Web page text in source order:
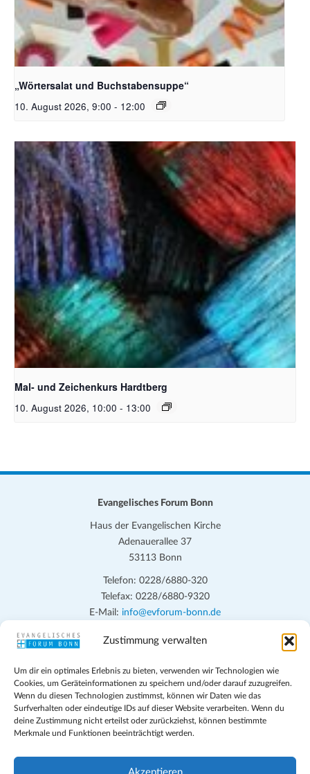
Zustimmung verwalten
Um dir ein optimales Erlebnis zu bieten, verwenden wir Technologien wie
Cookies, um Geräteinformationen zu speichern und/oder darauf zuzugreifen.
Wenn du diesen Technologien zustimmst, können wir Daten wie das
Surfverhalten oder eindeutige IDs auf dieser Website verarbeiten. Wenn du
deine Zustimmung nicht erteilst oder zurückziehst, können bestimmte
Merkmale und Funktionen beeinträchtigt werden.
Akzeptieren
Bildquelle_ Pixabay Free_Christoph Meinersmann
„Wörtersalat und Buchstabensuppe“
10. August 2026, 9:00 - 12:00
Unsplash_RhondaK Native Florida Folk Artist
Mal- und Zeichenkurs Hardtberg
10. August 2026, 10:00 - 13:00
Evangelisches Forum Bonn
Haus der Evangelischen Kirche
Adenauerallee 37
53113 Bonn
Telefon: 0228/6880-320
Telefax: 0228/6880-9320
E-Mail: info@evforum-bonn.de
Das Evangelische Forum Bonn will in seinen zentralen
persönlichen, beruflichen, kirchlichen und öffentlichen Lebens
eingehen, zu offener Begegnung und ehrlicher Auseinandersetzung
anregen und mithelfen, aus der Verheißung des Evangeliums heraus
im individuellen und gesellschaftlichen Leben verantwortlich zu
denken, zu reden und zu handeln.
Impressum